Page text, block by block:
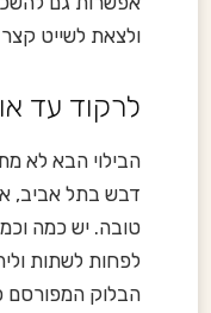
ולצאת לשייט
לרקוד עד
הבילוי הבא לא
דבש בתל אביב,
טובה. יש כמה
לפחות לשתות
הבלוק המפורסם